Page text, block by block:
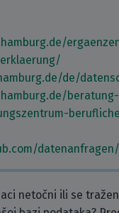
de/
beratung-
netočni ili se